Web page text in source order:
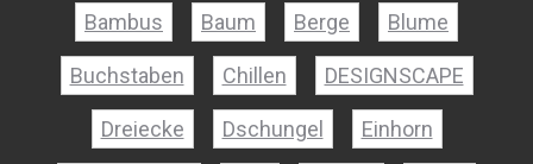
Bambus Baum Berge Blume
Buchstaben Chillen DESIGNSCAPE
Dreiecke Dschungel Einhorn